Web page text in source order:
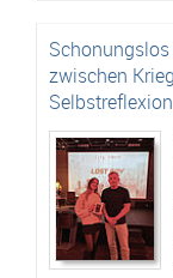
Infos dazu gibt’s
zwischen